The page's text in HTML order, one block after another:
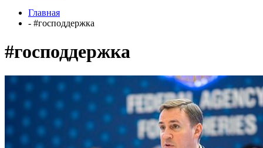
Главная
- #господдержка
#господдержка